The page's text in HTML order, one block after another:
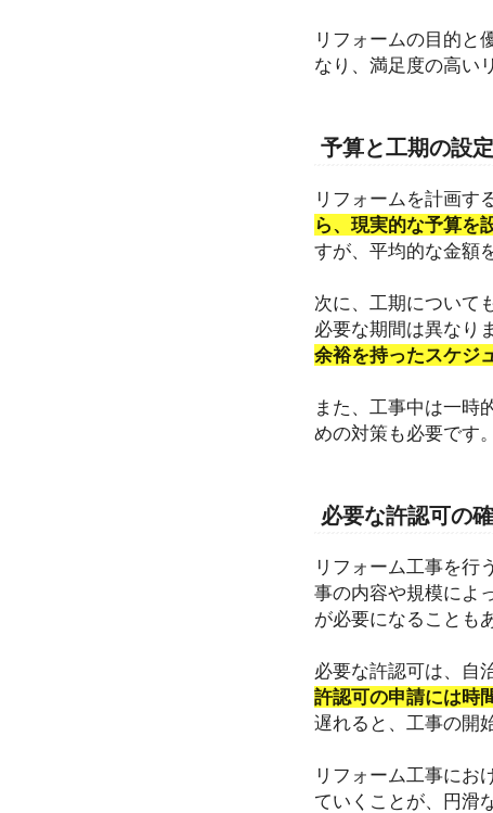
リフォームの目的と
なり、満足度の高い
予算と工期の設定
リフォームを計画す
ら、現実的な予算を
すが、平均的な金額
次に、工期について
必要な期間は異なり
余裕を持ったスケジ
また、工事中は一時
めの対策も必要です
必要な許認可の
リフォーム工事を行
事の内容や規模によ
が必要になることも
必要な許認可は、自
許認可の申請には時
遅れると、工事の開
リフォーム工事にお
ていくことが、円滑